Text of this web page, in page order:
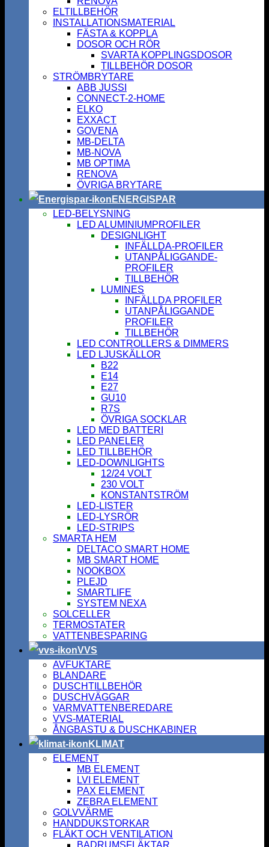
ELTILLBEHÖR
INSTALLATIONSMATERIAL
FÄSTA & KOPPLA
DOSOR OCH RÖR
SVARTA KOPPLINGSDOSOR
TILLBEHÖR DOSOR
STRÖMBRYTARE
ABB JUSSI
CONNECT-2-HOME
ELKO
EXXACT
GOVENA
MB-DELTA
MB-NOVA
MB OPTIMA
RENOVA
ÖVRIGA BRYTARE
ENERGISPAR
LED-BELYSNING
LED ALUMINIUMPROFILER
DESIGNLIGHT
INFÄLLDA-PROFILER
UTANPÅLIGGANDE-
PROFILER
TILLBEHÖR
LUMINES
INFÄLLDA PROFILER
UTANPÅLIGGANDE
PROFILER
TILLBEHÖR
LED CONTROLLERS & DIMMERS
LED LJUSKÄLLOR
B22
E14
E27
GU10
R7S
ÖVRIGA SOCKLAR
LED MED BATTERI
LED PANELER
LED TILLBEHÖR
LED-DOWNLIGHTS
12/24 VOLT
230 VOLT
KONSTANTSTRÖM
LED-LISTER
LED-LYSRÖR
LED-STRIPS
SMARTA HEM
DELTACO SMART HOME
MB SMART HOME
NOOKBOX
PLEJD
SMARTLIFE
SYSTEM NEXA
SOLCELLER
TERMOSTATER
VATTENBESPARING
VVS
AVFUKTARE
BLANDARE
DUSCHTILLBEHÖR
DUSCHVÄGGAR
VARMVATTENBEREDARE
VVS-MATERIAL
ÅNGBASTU & DUSCHKABINER
KLIMAT
ELEMENT
MB ELEMENT
LVI ELEMENT
PAX ELEMENT
ZEBRA ELEMENT
GOLVVÄRME
HANDDUKSTORKAR
FLÄKT OCH VENTILATION
BADRUMSFLÄKTAR